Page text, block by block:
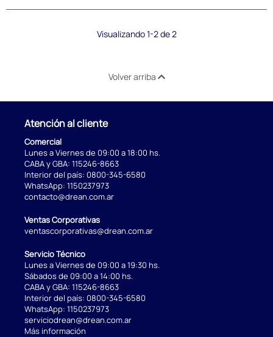
Visualizando 1-2 de 2
Volver arriba
Atención al cliente
Comercial
Lunes a Viernes de 09:00 a 18:00 hs.
CABA y GBA: 115246-8663
Interior del país: 0800-345-6580
WhatsApp: 1150237973
contacto@drean.com.ar
Ventas Corporativas
ventascorporativas@drean.com.ar
Servicio Técnico
Lunes a Viernes de 09:00 a 19:30 hs.
Sábados de 09:00 a 14:00 hs.
CABA y GBA: 115246-8663
Interior del país: 0800-345-6580
WhatsApp: 1150237973
serviciodrean@drean.com.ar
Más información